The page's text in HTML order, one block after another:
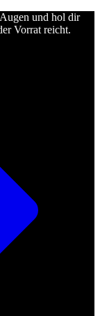
und hol dir
Vorrat reicht.